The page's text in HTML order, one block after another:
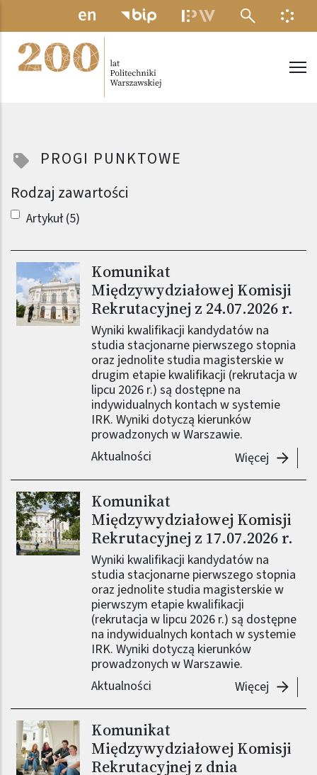
Przejdź do treści
MENU
PROGI PUNKTOWE
Rodzaj zawartości
Artykuł (5)
Obraz (old)
Komunikat
Międzywydziałowej Komisji
Rekrutacyjnej z 24.07.2026 r.
Wyniki kwalifikacji kandydatów na
studia stacjonarne pierwszego stopnia
oraz jednolite studia magisterskie w
drugim etapie kwalifikacji (rekrutacja w
lipcu 2026 r.) są dostępne na
indywidualnych kontach w systemie
IRK. Wyniki dotyczą kierunków
prowadzonych w Warszawie.
Aktualności
Więcej
Obraz (old)
Komunikat
Międzywydziałowej Komisji
Rekrutacyjnej z 17.07.2026 r.
Wyniki kwalifikacji kandydatów na
studia stacjonarne pierwszego stopnia
oraz jednolite studia magisterskie w
pierwszym etapie kwalifikacji
(rekrutacja w lipcu 2026 r.) są dostępne
na indywidualnych kontach w systemie
IRK. Wyniki dotyczą kierunków
prowadzonych w Warszawie.
Aktualności
Więcej
Obraz (old)
Komunikat
Międzywydziałowej Komisji
Rekrutacyjnej z dnia